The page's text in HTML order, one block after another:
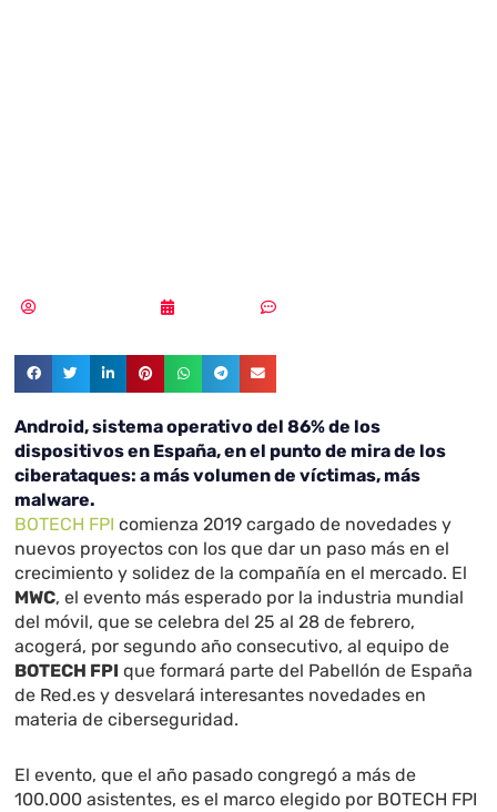
Android, sistema operativo del 86% de los
dispositivos en España, en el punto de mira de los
ciberataques: a más volumen de víctimas, más
malware.
BOTECH FPI comienza 2019 cargado de novedades y
nuevos proyectos con los que dar un paso más en el
crecimiento y solidez de la compañía en el mercado. El
MWC, el evento más esperado por la industria mundial
del móvil, que se celebra del 25 al 28 de febrero,
acogerá, por segundo año consecutivo, al equipo de
BOTECH FPI que formará parte del Pabellón de España
de Red.es y desvelará interesantes novedades en
materia de ciberseguridad.
El evento, que el año pasado congregó a más de
100.000 asistentes, es el marco elegido por BOTECH FPI